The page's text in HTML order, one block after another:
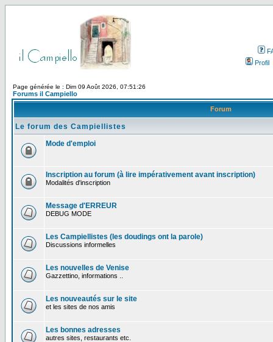
Profil
Page générée le : Dim 09 Août 2026, 07:51:26
Forums il Campiello
Forum
Le forum des Campiellistes
Mode d'emploi
Inscription au forum (à lire impérativement avant inscription)
Modalités d'inscription
Message d'ERREUR
DEBUG MODE
Les Campiellistes (les doudings ont la parole)
Discussions informelles
Les nouvelles de Venise
Gazzettino, informations ..
Les nouveautés sur le site
et les sites de nos amis
Les bonnes adresses
autres sites, restaurants etc.